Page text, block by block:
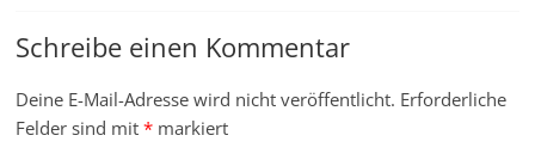
Schreibe einen Kommentar
Deine E-Mail-Adresse wird nicht veröffentlicht. Erforderliche
Felder sind mit* markiert